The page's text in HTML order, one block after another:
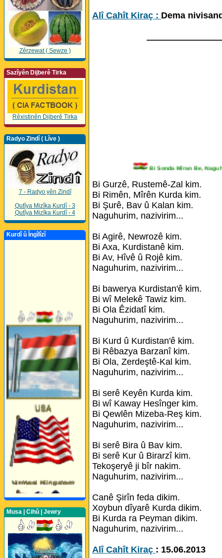
Zêrzewat ( Sewze )
Sazîyên Dijberê Tirka
Rêxistinên Dijberê Tirka
Radyo Zindî ( Lîve )
7 - Radyo yên Zindî
Qutîya Mizîka Kurdî - 3
Qutîya Mizîka Kurdî - 4
Kurdî û Îngîlîzî
Perwerde ya Zimanê
Kurdî û Îngîlîzî
Musa | Cihû | Jewry
Alî Cahît Kiraç : Dema
Bi Sonda Mîran Be,
Bi Gurzê, Rustemê-Zal kim.
Bi Rimên, Mîrên Kurda kim.
Bi Şurê, Bav û Kalan kim.
Naguhurim, nazivirim...
Bi Agirê, Newrozê kim.
Bi Axa, Kurdistanê kim.
Bi Av, Hîvê û Rojê kim.
Naguhurim, nazivirim...
Bi bawerya Kurdistan'ê kim.
Bi wî Melekê Tawiz kim.
Bi Ola Êzidatî kim.
Naguhurim, nazivirim...
Bi Kurd û Kurdistan'ê kim.
Bi Rêbazya Barzanî kim.
Bi Ola, Zerdeştê-Kal kim.
Naguhurim, nazivirim...
Bi serê Keyên Kurda kim.
Bi wî Kaway Hesînger kim.
Bi Qewlên Mizeba-Reş kim.
Naguhurim, nazivirim...
Bi serê Bira û Bav kim.
Bi serê Kur û Birarzî kim.
Tekoşeryê ji bîr nakim.
Naguhurim, nazivirim...
Canê Şirîn feda dikim.
Xoybun dîyarê Kurda dikim.
Bi Kurda ra Peyman dikim.
Naguhurim, nazivirim...
Alî Cahît Kiraç : 15.06.2013